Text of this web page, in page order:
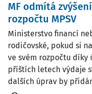
MF odmítá
rozpočtu MPSV
Ministerstvo financí
rodičovské, pokud si
ve svém rozpočtu díky
příštích letech výdaje
dalších úprav by